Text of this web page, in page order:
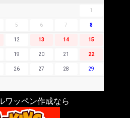
1
5 6 7 8
12 13 14 15
19 20 21 22
26 27 28 29
ワッペン作成なら